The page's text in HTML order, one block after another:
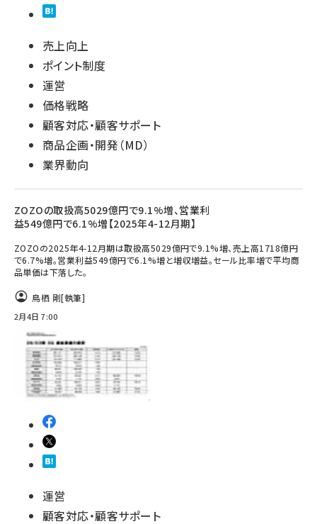
売上向上
ポイント制度
運営
価格戦略
顧客対応・顧客サポート
商品企画・開発（MD）
業界動向
ZOZOの取扱高5029億円で9.1%増、営業利
益549億円で6.1%増【2025年4-12月期】
ZOZOの2025年4-12月期は取扱高5029億円で9.1%増、売上高1718億円
で6.7%増。営業利益549億円で6.1%増と増収増益。セール比率増で平均商
品単価は下落した。
鳥栖 剛[執筆]
2月4日 7:00
運営
顧客対応・顧客サポート